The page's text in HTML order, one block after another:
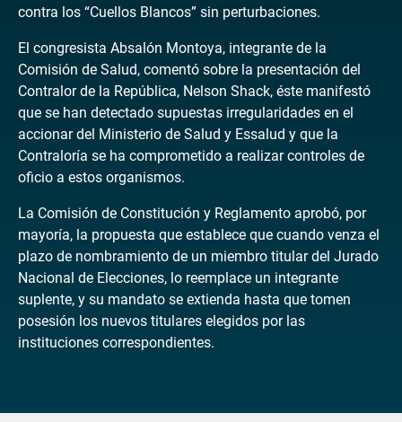
contra los “Cuellos Blancos” sin perturbaciones.
El congresista Absalón Montoya, integrante de la
Comisión de Salud, comentó sobre la presentación del
Contralor de la República, Nelson Shack, éste manifestó
que se han detectado supuestas irregularidades en el
accionar del Ministerio de Salud y Essalud y que la
Contraloría se ha comprometido a realizar controles de
oficio a estos organismos.
La Comisión de Constitución y Reglamento aprobó, por
mayoría, la propuesta que establece que cuando venza el
plazo de nombramiento de un miembro titular del Jurado
Nacional de Elecciones, lo reemplace un integrante
suplente, y su mandato se extienda hasta que tomen
posesión los nuevos titulares elegidos por las
instituciones correspondientes.